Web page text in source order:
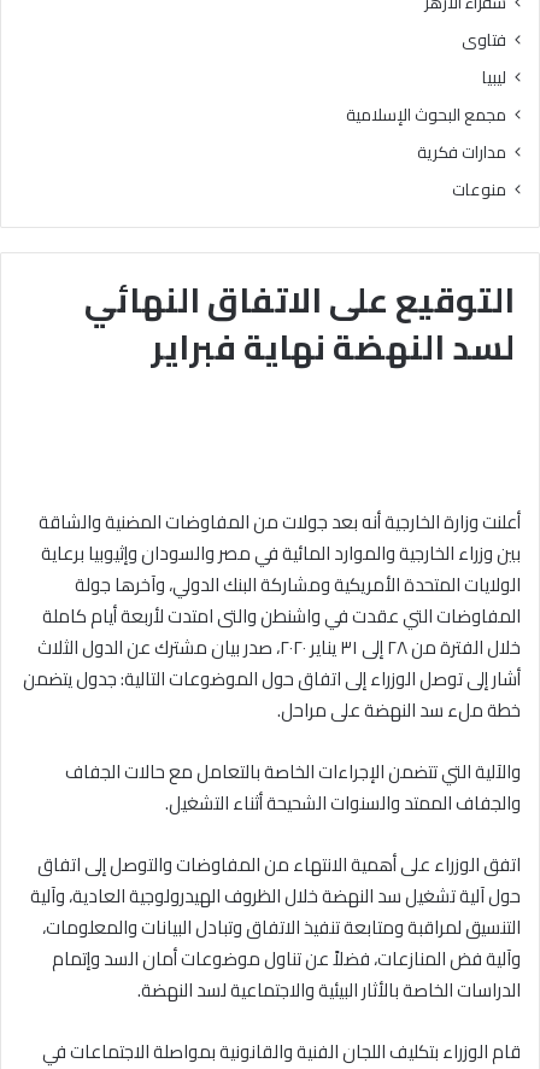
التوقيع على الاتفاق النهائي
لسد النهضة نهاية فبراير
أعلنت وزارة الخارجية أنه بعد جولات من المفاوضات المضنية والشاقة
بين وزراء الخارجية والموارد المائية في مصر والسودان وإثيوبيا برعاية
الولايات المتحدة الأمريكية ومشاركة البنك الدولي، وآخرها جولة
المفاوضات التي عقدت في واشنطن والتى امتدت لأربعة أيام كاملة
خلال الفترة من ٢٨ إلى ٣١ يناير ٢٠٢٠، صدر بيان مشترك عن الدول الثلاث
أشار إلى توصل الوزراء إلى اتفاق حول الموضوعات التالية: جدول يتضمن
خطة ملء سد النهضة على مراحل.
والآلية التي تتضمن الإجراءات الخاصة بالتعامل مع حالات الجفاف
والجفاف الممتد والسنوات الشحيحة أثناء التشغيل.
اتفق الوزراء على أهمية الانتهاء من المفاوضات والتوصل إلى اتفاق
حول آلية تشغيل سد النهضة خلال الظروف الهيدرولوجية العادية، وآلية
التنسيق لمراقبة ومتابعة تنفيذ الاتفاق وتبادل البيانات والمعلومات،
وآلية فض المنازعات، فضلاً عن تناول موضوعات أمان السد وإتمام
الدراسات الخاصة بالأثار البيئية والاجتماعية لسد النهضة.
قام الوزراء بتكليف اللجان الفنية والقانونية بمواصلة الاجتماعات في
فتاوى
ليبيا
مجمع البحوث الإسلامية
مدارات فكرية
منوعات